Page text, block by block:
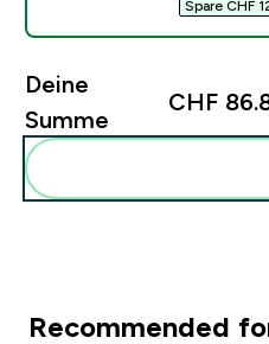
Spare CHF
Deine
Summe
CHF
Recommended